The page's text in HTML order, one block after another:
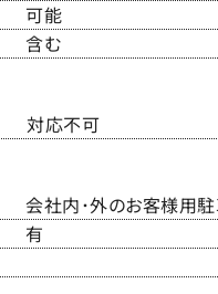
可能
含む
対応不可
会社内･外のお客様用駐
有